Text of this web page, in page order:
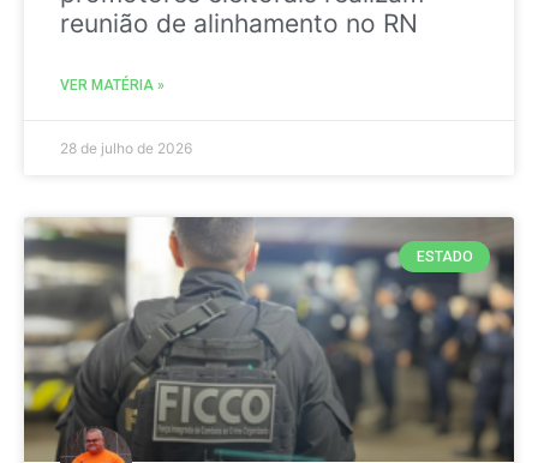
reunião de alinhamento no RN
VER MATÉRIA »
28 de julho de 2026
ESTADO